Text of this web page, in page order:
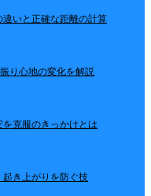
いと正確な距離の計算
り心地の変化を解説
克服のきっかけとは
き上がりを防ぐ技